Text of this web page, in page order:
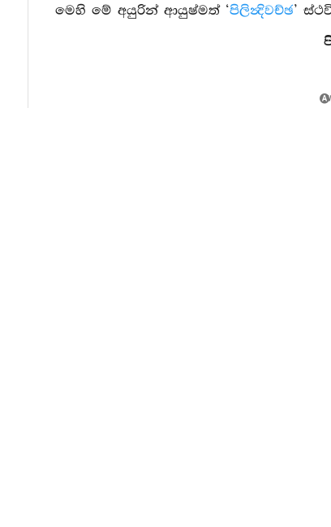
මෙහි මේ අයුරින් ආයුෂ්මත් ‘පිලින්‍දිවච්ඡ’